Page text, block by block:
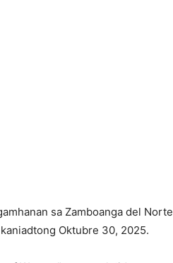
sa Zamboanga del Norte
Oktubre 30, 2025.